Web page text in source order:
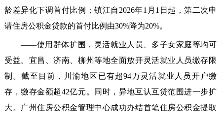
龄差异化下调首付比例；镇江自2026年1月1日起，第二次申
请住房公积金贷款的首付比例由30%降为20%。
——使用群体扩围，灵活就业人员、多子女家庭等均可
受益。宜昌、济南、柳州等地全面放开灵活就业人员缴存限
制。截至目前，川渝地区已有超94万灵活就业人员开户缴
存，缴存金额超42亿元。同时，异地互认互贷范围进一步扩
大。广州住房公积金管理中心成功办结首笔住房公积金提取